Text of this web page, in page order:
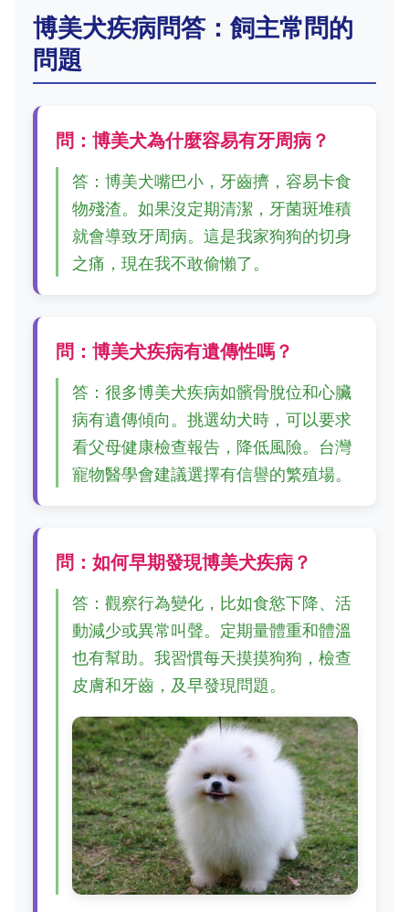
博美犬疾病問答：飼主常問的
問題
問：博美犬為什麼容易有牙周病？
答：博美犬嘴巴小，牙齒擠，容易卡食
物殘渣。如果沒定期清潔，牙菌斑堆積
就會導致牙周病。這是我家狗狗的切身
之痛，現在我不敢偷懶了。
問：博美犬疾病有遺傳性嗎？
答：很多博美犬疾病如髕骨脫位和心臟
病有遺傳傾向。挑選幼犬時，可以要求
看父母健康檢查報告，降低風險。台灣
寵物醫學會建議選擇有信譽的繁殖場。
問：如何早期發現博美犬疾病？
答：觀察行為變化，比如食慾下降、活
動減少或異常叫聲。定期量體重和體溫
也有幫助。我習慣每天摸摸狗狗，檢查
皮膚和牙齒，及早發現問題。